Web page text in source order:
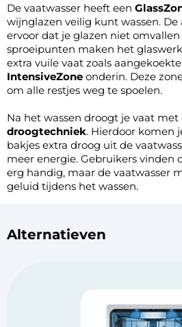
De vaatwasser heeft een
wijnglazen veilig kunt wassen.
ervoor dat je glazen niet omvallen
sproeipunten maken het
extra vuile vaat zoals
IntensiveZone onderin. Deze
om alle restjes weg te spoelen.
Na het wassen droogt je vaat met
droogtechniek. Hierdoor komen
bakjes extra droog uit de
meer energie. Gebruikers vinden
erg handig, maar de vaatwasser
geluid tijdens het wassen.
Alternatieven